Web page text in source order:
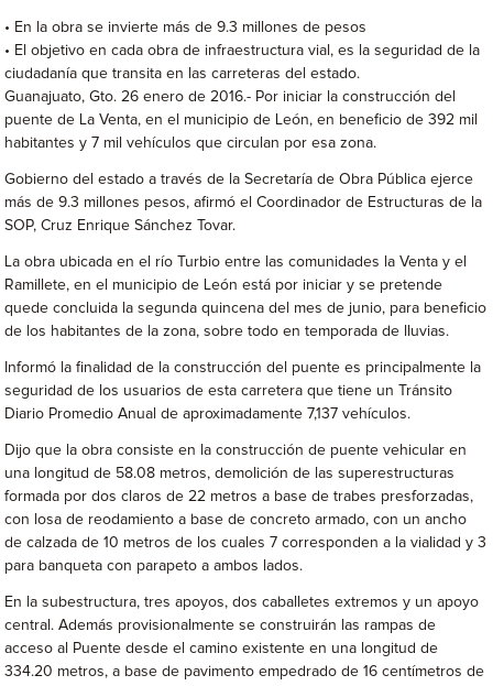
• En la obra se invierte más de 9.3 millones de pesos
• El objetivo en cada obra de infraestructura vial, es la seguridad de la
ciudadanía que transita en las carreteras del estado.
Guanajuato, Gto. 26 enero de 2016.- Por iniciar la construcción del
puente de La Venta, en el municipio de León, en beneficio de 392 mil
habitantes y 7 mil vehículos que circulan por esa zona.
Gobierno del estado a través de la Secretaría de Obra Pública ejerce
más de 9.3 millones pesos, afirmó el Coordinador de Estructuras de la
SOP, Cruz Enrique Sánchez Tovar.
La obra ubicada en el río Turbio entre las comunidades la Venta y el
Ramillete, en el municipio de León está por iniciar y se pretende
quede concluida la segunda quincena del mes de junio, para beneficio
de los habitantes de la zona, sobre todo en temporada de lluvias.
Informó la finalidad de la construcción del puente es principalmente la
seguridad de los usuarios de esta carretera que tiene un Tránsito
Diario Promedio Anual de aproximadamente 7,137 vehículos.
Dijo que la obra consiste en la construcción de puente vehicular en
una longitud de 58.08 metros, demolición de las superestructuras
formada por dos claros de 22 metros a base de trabes presforzadas,
con losa de reodamiento a base de concreto armado, con un ancho
de calzada de 10 metros de los cuales 7 corresponden a la vialidad y 3
para banqueta con parapeto a ambos lados.
En la subestructura, tres apoyos, dos caballetes extremos y un apoyo
central. Además provisionalmente se construirán las rampas de
acceso al Puente desde el camino existente en una longitud de
334.20 metros, a base de pavimento empedrado de 16 centímetros de